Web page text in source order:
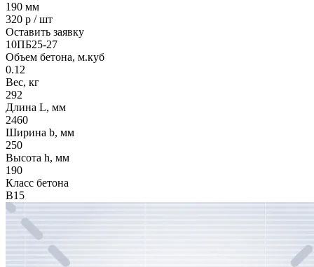
190 мм
320 р / шт
Оставить заявку
10ПБ25-27
Объем бетона, м.куб
0.12
Вес, кг
292
Длина L, мм
2460
Ширина b, мм
250
Высота h, мм
190
Класс бетона
В15